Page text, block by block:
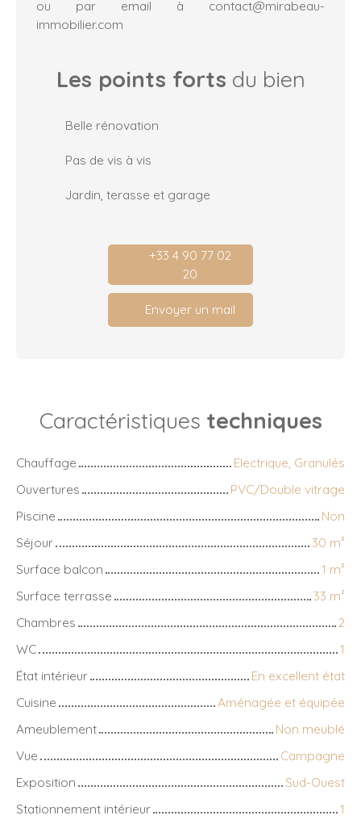
ou par email à contact@mirabeau-
immobilier.com
Les points forts du bien
Belle rénovation
Pas de vis à vis
Jardin, terasse et garage
+33 4 90 77 02
20
Envoyer un mail
Caractéristiques techniques
Chauffage
Electrique, Granulés
Ouvertures
PVC/Double vitrage
Piscine
Non
Séjour
30 m²
Surface balcon
1 m²
Surface terrasse
33 m²
Chambres
2
WC
1
État intérieur
En excellent état
Cuisine
Aménagée et équipée
Ameublement
Non meublé
Vue
Campagne
Exposition
Sud-Ouest
Stationnement intérieur
1